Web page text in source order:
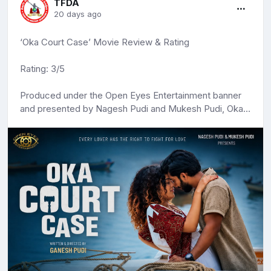
TFDA
20 days ago
‘Oka Court Case’ Movie Review & Rating
Rating: 3/5
Produced under the Open Eyes Entertainment banner
and presented by Nagesh Pudi and Mukesh Pudi, Oka
Satya Krishnan, Dayanand Reddy, Mukthar, Apoorva,
and others. The film hit theatres on July 17. Here’s our
review.
Story
Tollywood has witnessed countless films revolving
around love, heartbreak, betrayal, and revenge.
However, Oka Court Case brings a refreshing twist to
this familiar genre. The story follows an ordinary young
man who, after being betrayed in love, takes the